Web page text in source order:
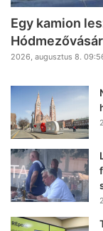
Egy kamion
2026, augusztus 8.